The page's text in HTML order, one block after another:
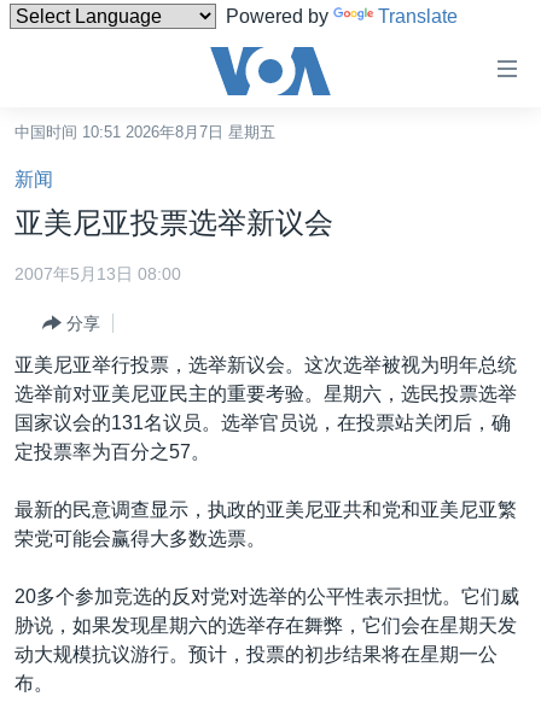
Powered by Translate
碍
链
接
跳
转
容
跳
转
到
航
跳
到
检
索
港澳
国际
最新国际新闻
印太
中东
欧洲
非洲
美洲
分类新闻
经济·金融·贸易
人权·法律·宗教
科教·文娱·体健
军事
劳工
美中关系
热点专题
白宫要闻
国会报道
美中关系
VOA视频
VOA今日焦点
中文广播
中国时间 10:51 2026年8月7日 星期五
新闻
亚美尼亚投票选举新议会
2007年5月13日 08:00
分享
亚美尼亚举行投票，选举新议会。这次选举被视为明年总统
选举前对亚美尼亚民主的重要考验。星期六，选民投票选举
国家议会的131名议员。选举官员说，在投票站关闭后，确
定投票率为百分之57。
最新的民意调查显示，执政的亚美尼亚共和党和亚美尼亚繁
荣党可能会赢得大多数选票。
20多个参加竞选的反对党对选举的公平性表示担忧。它们威
胁说，如果发现星期六的选举存在舞弊，它们会在星期天发
动大规模抗议游行。预计，投票的初步结果将在星期一公
布。